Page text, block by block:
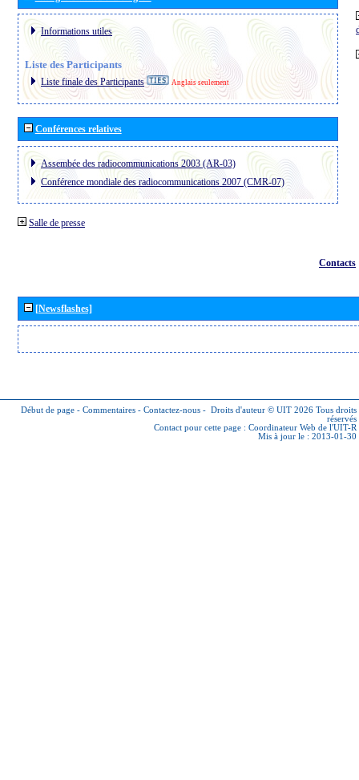
Informations utiles
Liste des Participants
Liste finale des Participants Anglais seulement
Conférences relatives
Assembée des radiocommunications 2003 (AR-03)
Conférence mondiale des radiocommunications 2007 (CMR-07)
Salle de presse
Contacts
[Newsflashes]
Début de page - Commentaires - Contactez-nous - Droits d'auteur © UIT 2026 Tous droits
réservés
Contact pour cette page : Coordinateur Web de l'UIT-R
Mis à jour le : 2013-01-30